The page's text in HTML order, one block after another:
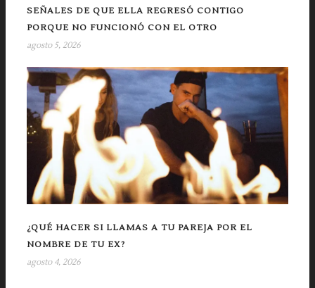
SEÑALES DE QUE ELLA REGRESÓ CONTIGO
PORQUE NO FUNCIONÓ CON EL OTRO
agosto 5, 2026
¿QUÉ HACER SI LLAMAS A TU PAREJA POR EL
NOMBRE DE TU EX?
agosto 4, 2026